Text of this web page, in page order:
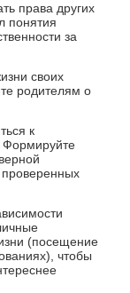
права других
понятия
за
своих
родителям о
к
Формируйте
(посещение
чтобы